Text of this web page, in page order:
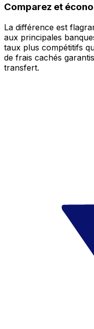
Comparez et
La différence est
aux principales
taux plus compétitifs
de frais cachés
transfert.